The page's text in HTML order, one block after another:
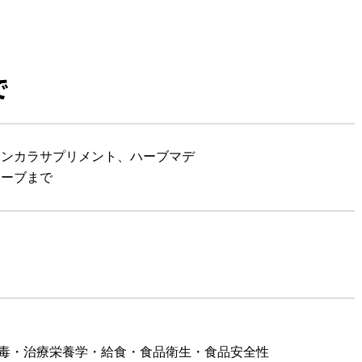
カラサプリメント、ハーブマデ
ブまで
・治療栄養学・給食・食品衛生・食品安全性